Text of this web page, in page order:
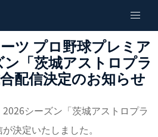
ツ プロ野球プレミア
「茨城アストロプラ
配信決定のお知らせ
シーズン「茨城アストロプラ
決定いたしました。